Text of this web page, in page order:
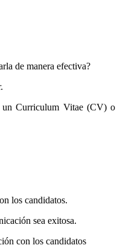
de manera efectiva?
un Curriculum Vitae (CV) o
los candidatos.
sea exitosa.
con los candidatos